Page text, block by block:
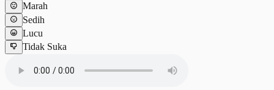
Marah
Sedih
Lucu
Tidak Suka